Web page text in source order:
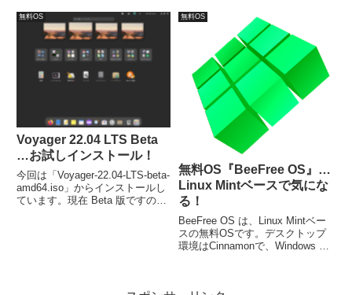
で、流れに沿って進めて行けば、
簡単にインストールが完了し、再
起動後は日本語入力が可能になり
ます。
無料OS
Voyager 22.04 LTS Beta
…お試しインストール！
今回は「Voyager-22.04-LTS-beta-
amd64.iso」からインストールし
ています。現在 Beta 版ですの
無料OS
無料OS『BeeFree OS』…
Linux Mintベースで気にな
る！
BeeFree OS は、Linux Mintベー
スの無料OSです。デスクトップ
環境はCinnamonで、Windows 7